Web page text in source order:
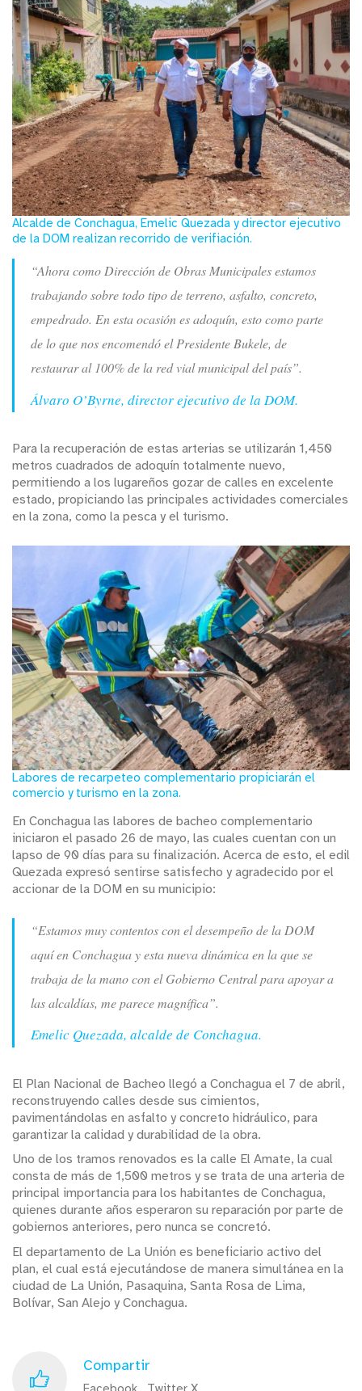
Alcalde de Conchagua, Emelic Quezada y director ejecutivo
de la DOM realizan recorrido de verifiación.
“Ahora como Dirección de Obras Municipales estamos
trabajando sobre todo tipo de terreno, asfalto, concreto,
empedrado. En esta ocasión es adoquín, esto como parte
de lo que nos encomendó el Presidente Bukele, de
restaurar al 100% de la red vial municipal del país”.
Álvaro O’Byrne, director ejecutivo de la DOM.
Para la recuperación de estas arterias se utilizarán 1,450
metros cuadrados de adoquín totalmente nuevo,
permitiendo a los lugareños gozar de calles en excelente
estado, propiciando las principales actividades comerciales
en la zona, como la pesca y el turismo.
Labores de recarpeteo complementario propiciarán el
comercio y turismo en la zona.
En Conchagua las labores de bacheo complementario
iniciaron el pasado 26 de mayo, las cuales cuentan con un
lapso de 90 días para su finalización. Acerca de esto, el edil
Quezada expresó sentirse satisfecho y agradecido por el
accionar de la DOM en su municipio:
“Estamos muy contentos con el desempeño de la DOM
aquí en Conchagua y esta nueva dinámica en la que se
trabaja de la mano con el Gobierno Central para apoyar a
las alcaldías, me parece magnífica”.
Emelic Quezada, alcalde de Conchagua.
El Plan Nacional de Bacheo llegó a Conchagua el 7 de abril,
reconstruyendo calles desde sus cimientos,
pavimentándolas en asfalto y concreto hidráulico, para
garantizar la calidad y durabilidad de la obra.
Uno de los tramos renovados es la calle El Amate, la cual
consta de más de 1,500 metros y se trata de una arteria de
principal importancia para los habitantes de Conchagua,
quienes durante años esperaron su reparación por parte de
gobiernos anteriores, pero nunca se concretó.
El departamento de La Unión es beneficiario activo del
plan, el cual está ejecutándose de manera simultánea en la
ciudad de La Unión, Pasaquina, Santa Rosa de Lima,
Bolívar, San Alejo y Conchagua.
Compartir